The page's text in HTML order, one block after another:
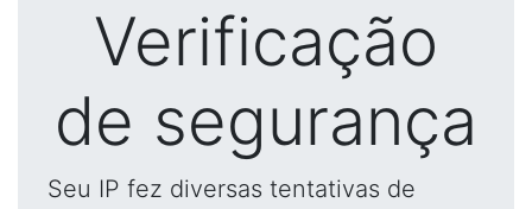
Verificação
de segurança
Seu IP fez diversas tentativas de